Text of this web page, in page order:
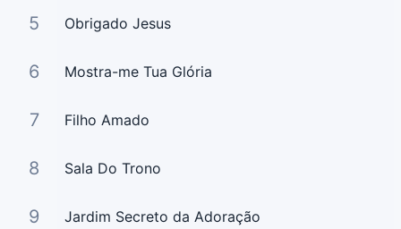
5 Obrigado Jesus
6 Mostra-me Tua Glória
7 Filho Amado
8 Sala Do Trono
9 Jardim Secreto da Adoração